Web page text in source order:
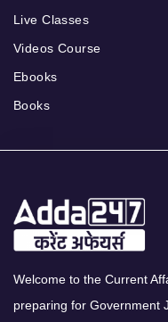
Live Classes
Videos Course
Ebooks
Books
Welcome to the Current
preparing for Government